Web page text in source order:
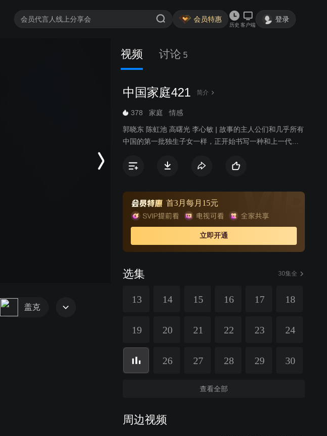
会员特惠
历史 客户端
登录
视频 讨论 5
中国家庭421 简介
378 家庭 情感
郭晓东 陈虹池 高曙光 李心敏 | 故事的主人公们和几乎所有
中国的第一批独生子女一样，正开始书写一种和上一代人
践着自身的生活理想，同时也让我们看到了新一代人中国
首3月每月15元
立即开通
选集 30集全
13 14 15 16 17 18
19 20 21 22 23 24
26 27 28 29 30
查看全部
周边视频
盖克